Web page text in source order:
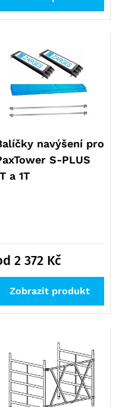
navýšení pro
S-PLUS
a 1T
2 372 Kč
Zobrazit produkt